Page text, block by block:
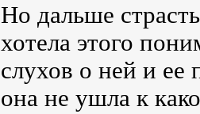
Но дальше
хотела этого
слухов о ней и ее
она не ушла к